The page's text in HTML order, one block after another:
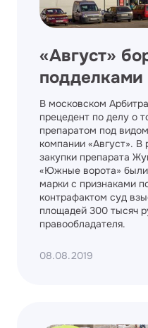
«Август»
подделками
В московском
прецедент по делу о
препаратом под
компании «Август». В
закупки препарата
«Южные ворота»
марки с признаками
контрафактом суд
площадей 300 тысяч
правообладателя.
08.08.2019